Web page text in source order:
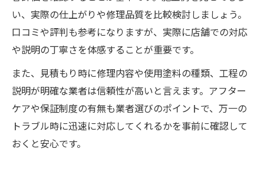
い、実際の仕上がりや修理品質を比較検討しましょう。
口コミや評判も参考になりますが、実際に店舗での対応
や説明の丁寧さを体感することが重要です。
また、見積もり時に修理内容や使用塗料の種類、工程の
説明が明確な業者は信頼性が高いと言えます。アフター
ケアや保証制度の有無も業者選びのポイントで、万一の
トラブル時に迅速に対応してくれるかを事前に確認して
おくと安心です。